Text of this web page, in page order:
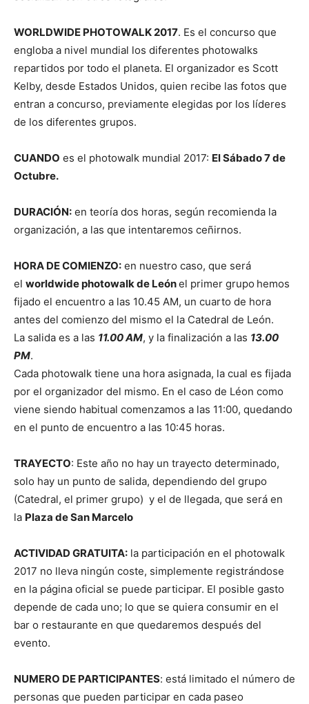
WORLDWIDE PHOTOWALK 2017. Es el concurso que
engloba a nivel mundial los diferentes photowalks
repartidos por todo el planeta. El organizador es Scott
Kelby, desde Estados Unidos, quien recibe las fotos que
entran a concurso, previamente elegidas por los líderes
de los diferentes grupos.
CUANDO es el photowalk mundial 2017: El Sábado 7 de
Octubre.
DURACIÓN: en teoría dos horas, según recomienda la
organización, a las que intentaremos ceñirnos.
HORA DE COMIENZO: en nuestro caso, que será
el worldwide photowalk de Leónel primer grupo hemos
fijado el encuentro a las 10.45 AM, un cuarto de hora
antes del comienzo del mismo el la Catedral de León.
La salida es a las 11.00 AM, y la finalización a las 13.00
PM.
Cada photowalk tiene una hora asignada, la cual es fijada
por el organizador del mismo. En el caso de Léon como
viene siendo habitual comenzamos a las 11:00, quedando
en el punto de encuentro a las 10:45 horas.
TRAYECTO: Este año no hay un trayecto determinado,
solo hay un punto de salida, dependiendo del grupo
(Catedral, el primer grupo) y el de llegada, que será en
la Plaza de San Marcelo
ACTIVIDAD GRATUITA: la participación en el photowalk
2017 no lleva ningún coste, simplemente registrándose
en la página oficial se puede participar. El posible gasto
depende de cada uno; lo que se quiera consumir en el
bar o restaurante en que quedaremos después del
evento.
NUMERO DE PARTICIPANTES: está limitado el número de
personas que pueden participar en cada paseo